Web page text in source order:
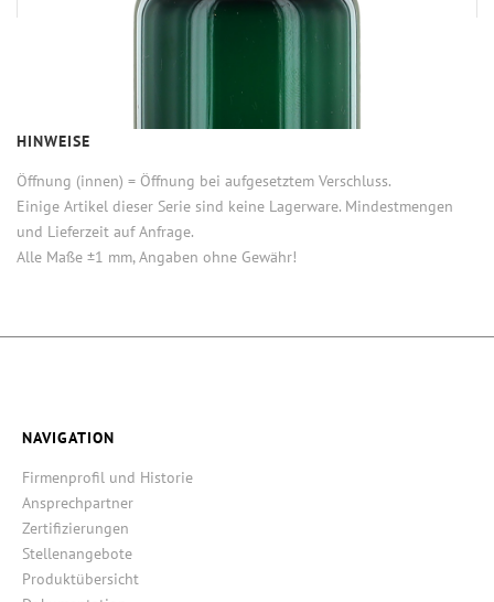
HINWEISE
Öffnung (innen) = Öffnung bei aufgesetztem Verschluss.
Einige Artikel dieser Serie sind keine Lagerware. Mindestmengen
und Lieferzeit auf Anfrage.
Alle Maße ±1 mm, Angaben ohne Gewähr!
NAVIGATION
Firmenprofil und Historie
Ansprechpartner
Zertifizierungen
Stellenangebote
Produktübersicht